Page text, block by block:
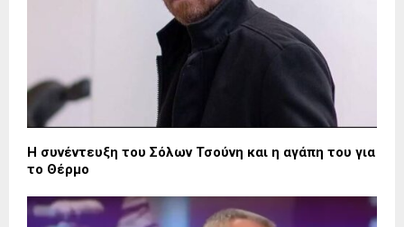
Η συνέντευξη του Σόλων Τσούνη και η αγάπη του για
το Θέρμο